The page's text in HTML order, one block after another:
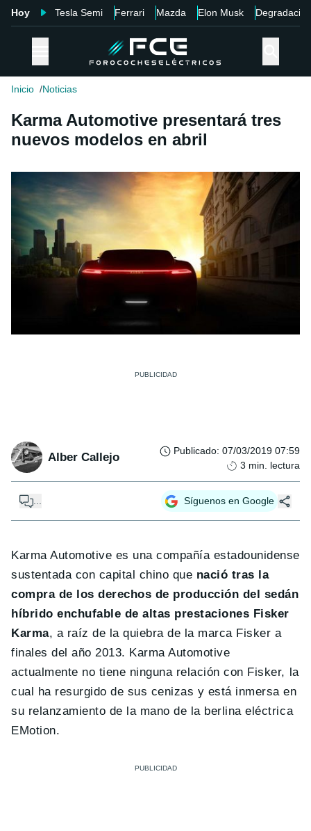
Hoy Tesla Semi Ferrari Mazda Elon Musk Degradación
Inicio Noticias
Karma Automotive presentará tres
nuevos modelos en abril
Alber Callejo Publicado: 07/03/2019 07:59
3 min. lectura
... Síguenos en Google
Karma Automotive es una compañía estadounidense
sustentada con capital chino que nació tras la
compra de los derechos de producción del sedán
híbrido enchufable de altas prestaciones Fisker
Karma, a raíz de la quiebra de la marca Fisker a
finales del año 2013. Karma Automotive
actualmente no tiene ninguna relación con Fisker, la
cual ha resurgido de sus cenizas y está inmersa en
su relanzamiento de la mano de la berlina eléctrica
EMotion.